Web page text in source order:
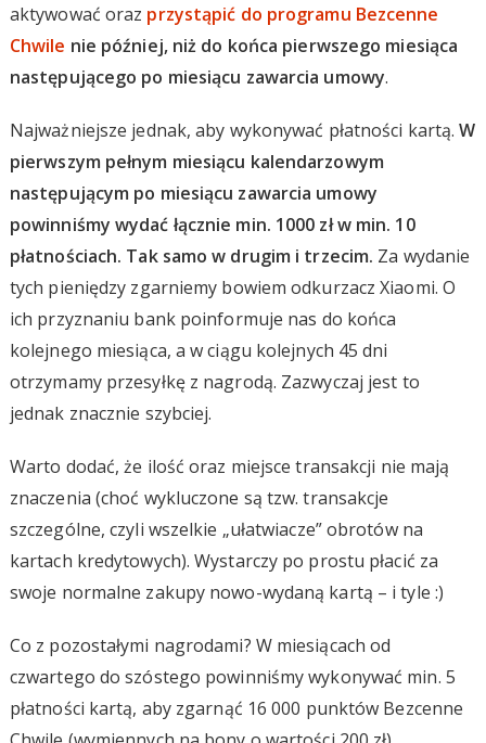
aktywować oraz przystąpić do programu Bezcenne
Chwile nie później, niż do końca pierwszego miesiąca
następującego po miesiącu zawarcia umowy.
Najważniejsze jednak, aby wykonywać płatności kartą.W
pierwszym pełnym miesiącu kalendarzowym
następującym po miesiącu zawarcia umowy
powinniśmy wydać łącznie min. 1000 zł w min. 10
płatnościach. Tak samo w drugim i trzecim. Za wydanie
tych pieniędzy zgarniemy bowiem odkurzacz Xiaomi. O
ich przyznaniu bank poinformuje nas do końca
kolejnego miesiąca, a w ciągu kolejnych 45 dni
otrzymamy przesyłkę z nagrodą. Zazwyczaj jest to
jednak znacznie szybciej.
Warto dodać, że ilość oraz miejsce transakcji nie mają
znaczenia (choć wykluczone są tzw. transakcje
szczególne, czyli wszelkie „ułatwiacze” obrotów na
kartach kredytowych). Wystarczy po prostu płacić za
swoje normalne zakupy nowo-wydaną kartą – i tyle :)
Co z pozostałymi nagrodami? W miesiącach od
czwartego do szóstego powinniśmy wykonywać min. 5
płatności kartą, aby zgarnąć 16 000 punktów Bezcenne